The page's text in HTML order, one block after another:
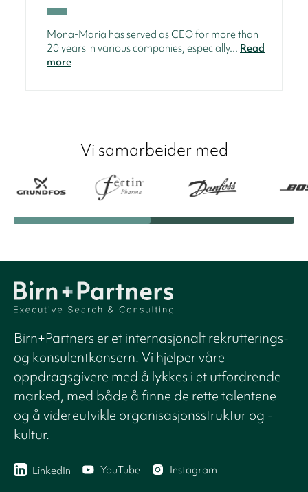
Mona-Maria has served as CEO for more than
20 years in various companies, especially... Read
more
Vi samarbeider med
Birn+Partners er et internasjonalt rekrutterings-
og konsulentkonsern. Vi hjelper våre
oppdragsgivere med å lykkes i et utfordrende
marked, med både å finne de rette talentene
og å videreutvikle organisasjonsstruktur og -
kultur.
LinkedIn YouTube Instagram